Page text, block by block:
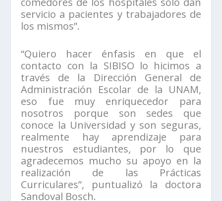
servicio a pacientes y trabajadores de
los mismos”.
“Quiero hacer énfasis en que el
contacto con la SIBISO lo hicimos a
través de la Dirección General de
Administración Escolar de la UNAM,
eso fue muy enriquecedor para
nosotros porque son sedes que
conoce la Universidad y son seguras,
realmente hay aprendizaje para
nuestros estudiantes, por lo que
agradecemos mucho su apoyo en la
realización de las Prácticas
Curriculares”, puntualizó la doctora
Sandoval Bosch.